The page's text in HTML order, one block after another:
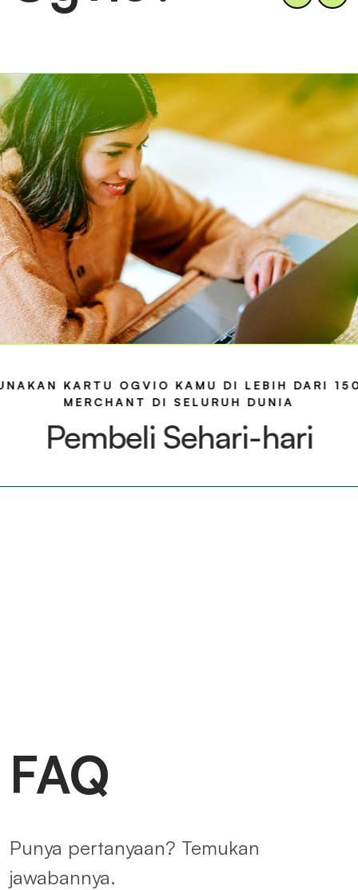
KARTU OGVIO KAMU DI LEBIH DARI
MERCHANT DI SELURUH DUNIA
Pembeli Sehari-hari
FAQ
Punya pertanyaan? Temukan
jawabannya.